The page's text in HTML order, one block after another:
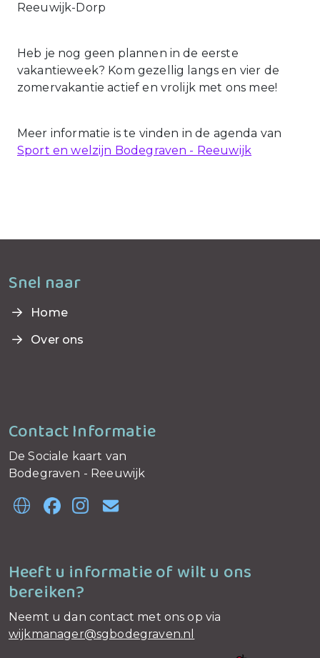
Reeuwijk-Dorp
Heb je nog geen plannen in de eerste
vakantieweek? Kom gezellig langs en vier de
zomervakantie actief en vrolijk met ons mee!
Meer informatie is te vinden in de agenda van
Sport en welzijn Bodegraven - Reeuwijk
Snel naar
Home
Over ons
Contact Informatie
De Sociale kaart van
Bodegraven - Reeuwijk
Heeft u informatie of wilt u ons
bereiken?
Neemt u dan contact met ons op via
wijkmanager@sgbodegraven.nl